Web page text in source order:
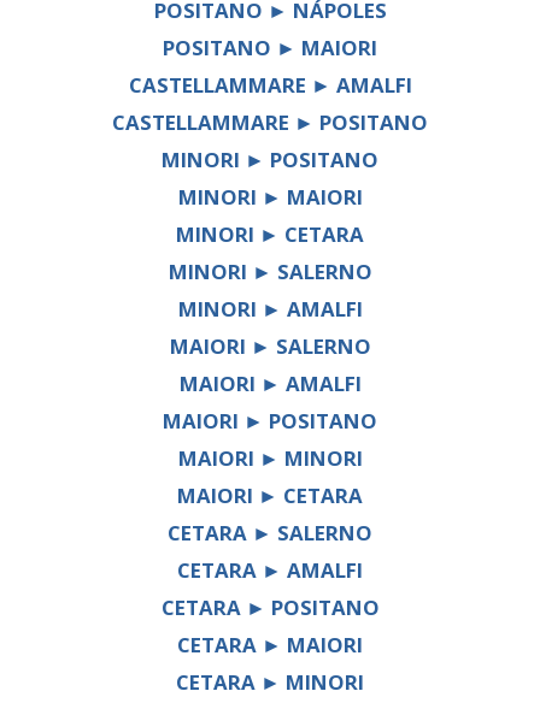
POSITANO ► NÁPOLES
POSITANO ► MAIORI
CASTELLAMMARE ► AMALFI
CASTELLAMMARE ► POSITANO
MINORI ► POSITANO
MINORI ► MAIORI
MINORI ► CETARA
MINORI ► SALERNO
MINORI ► AMALFI
MAIORI ► SALERNO
MAIORI ► AMALFI
MAIORI ► POSITANO
MAIORI ► MINORI
MAIORI ► CETARA
CETARA ► SALERNO
CETARA ► AMALFI
CETARA ► POSITANO
CETARA ► MAIORI
CETARA ► MINORI